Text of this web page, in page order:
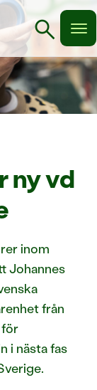
search
ny vd
inom
Johannes
från
i nästa fas